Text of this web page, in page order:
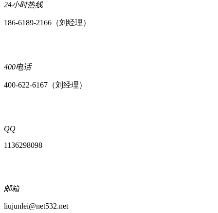
24小时热线
186-6189-2166（刘经理）
400电话
400-622-6167（刘经理）
QQ
1136298098
邮箱
liujunlei@net532.net